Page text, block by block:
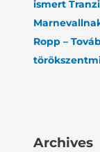
ismert
Ropp –
Archives